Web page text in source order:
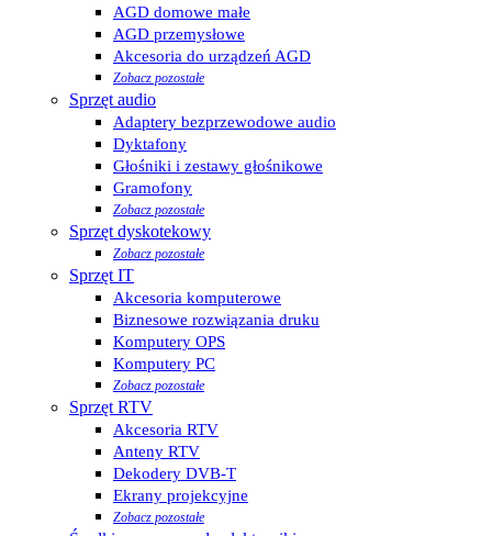
AGD domowe małe
AGD przemysłowe
Akcesoria do urządzeń AGD
Zobacz pozostałe
Sprzęt audio
Adaptery bezprzewodowe audio
Dyktafony
Głośniki i zestawy głośnikowe
Gramofony
Zobacz pozostałe
Sprzęt dyskotekowy
Zobacz pozostałe
Sprzęt IT
Akcesoria komputerowe
Biznesowe rozwiązania druku
Komputery OPS
Komputery PC
Zobacz pozostałe
Sprzęt RTV
Akcesoria RTV
Anteny RTV
Dekodery DVB-T
Ekrany projekcyjne
Zobacz pozostałe